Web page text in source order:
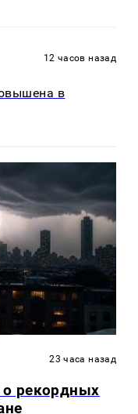
12 часов назад
в
23 часа назад
рекордных